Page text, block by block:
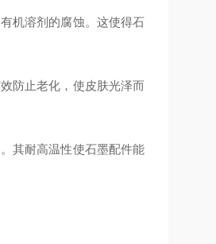
机溶剂的腐蚀。这使得石
防止老化，使皮肤光泽而
其耐高温性使石墨配件能